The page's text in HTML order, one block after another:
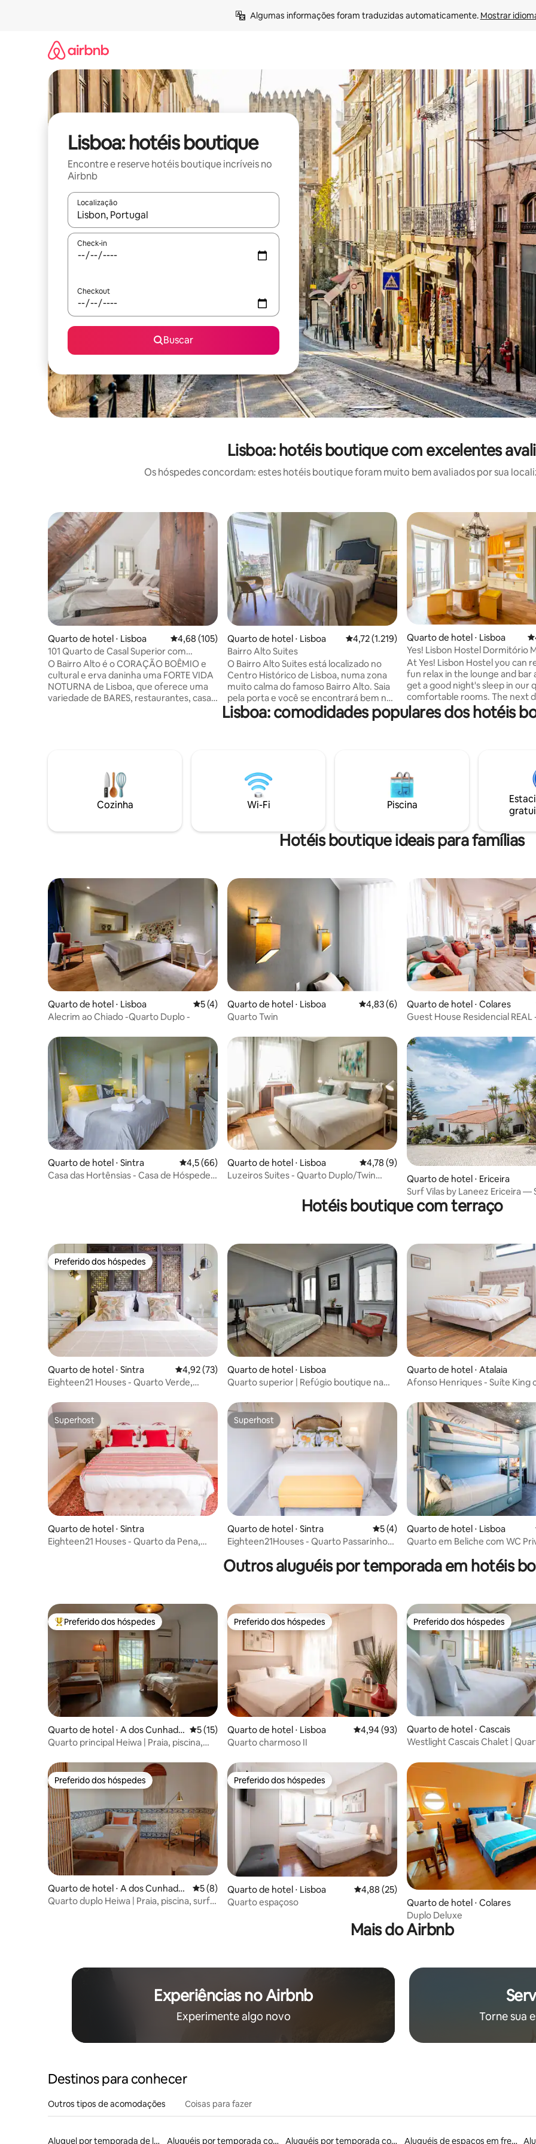
Algumas informações foram traduzidas automaticamente. Mostrar
Lisboa: hotéis boutique
Encontre e reserve hotéis boutique incríveis no
Airbnb
Localização
Quando os resultados estiverem disponíveis, explore-os usando as seta para cima e para baixo do teclado ou tocando
Check-in
Checkout
Buscar
Lisboa: hotéis boutique com excelentes
Os hóspedes concordam: estes hotéis boutique foram muito bem avaliados por sua
Quarto de hotel ⋅ Lisboa 4,68 de uma avaliação média de 5, 105 avaliações
4,68 (105)
101 Quarto de Casal Superior com
varanda
O Bairro Alto é o CORAÇÃO BOÊMIO e
cultural e erva daninha uma FORTE VIDA
NOTURNA de Lisboa, que oferece uma
variedade de BARES, restaurantes, casas
14m quadrados cada e 4 quartos
Superior com 26m quadrados cada, com
1 quarto de casal, um banheiro privativo e
uma varanda adequada para 2 pessoas.
Quarto de hotel ⋅ Lisboa 4,72 de uma avaliação média de 5, 1.219
4,72 (1.219)
Bairro Alto Suites
O Bairro Alto Suites está localizado no
Centro Histórico de Lisboa, numa zona
muito calma do famoso Bairro Alto. Saia
pela porta e você se encontrará bem no
coração de Lisboa. Você poderá
experimentar todos os principais
Liberdade, etc. A apenas 100 m de
distância você vai encontrar o famoso
miradouro Miradouro São Pedro de
Alcântara.
Quarto de hotel ⋅ Lisboa
Yes! Lisbon Hostel Dormitório
Camas com Banheiro
At Yes! Lisbon Hostel you can
fun relax in the lounge and bar
get a good night's sleep in our
comfortable rooms. The next
be fresh as a daisy, ready to
Lisbon's most important
the Free Walking Tours, Pub
the Famous Dinners! Book now for the
best hosteling experience in
Lisboa: comodidades populares dos hotéis
Cozinha Wi-Fi Piscina
Hotéis boutique ideais para famílias
Quarto de hotel ⋅ Lisboa 5 de uma avaliação média de 5, 4 avaliações
5 (4)
Alecrim ao Chiado -Quarto Duplo -
Quarto de hotel ⋅ Lisboa 4,83 de uma avaliação média de 5, 6
4,83 (6)
Quarto Twin
Quarto de hotel ⋅ Colares
Guest House Residencial
Quarto de hotel ⋅ Sintra 4,5 de uma avaliação média de 5, 66 avaliações
4,5 (66)
Casa das Hortênsias - Casa de Hóspedes
Quarto de hotel ⋅ Lisboa 4,78 de uma avaliação média de 5, 9
4,78 (9)
Luzeiros Suites - Quarto Duplo/Twin
Quarto de hotel ⋅ Ericeira
Surf Vilas by Laneez Ericeira —
pôr do sol
Hotéis boutique com terraço
Preferido dos hóspedes
Preferido dos hóspedes
Quarto de hotel ⋅ Sintra 4,92 de uma avaliação média de 5, 73 avaliações
4,92 (73)
Eighteen21 Houses - Quarto Verde,
Quarto de hotel ⋅ Lisboa
Quarto superior | Refúgio boutique na
Quarto de hotel ⋅ Atalaia
Afonso Henriques - Suíte King
Superhost
Superhost
Quarto de hotel ⋅ Sintra
Eighteen21 Houses - Quarto da Pena,
Superhost
Superhost
Quarto de hotel ⋅ Sintra 5 de uma avaliação média de 5, 4
5 (4)
Eighteen21Houses - Quarto Passarinhos
Quarto de hotel ⋅ Lisboa
Quarto em Beliche com WC
Outros aluguéis por temporada em hotéis
Entre os melhores preferidos dos hóspedes
Preferido dos hóspedes
Quarto de hotel ⋅ A dos Cunhado
s e Maceira
5 de uma avaliação média de 5, 15 avaliações
5 (15)
Quarto principal Heiwa | Praia, piscina,
Preferido dos hóspedes
Preferido dos hóspedes
Quarto de hotel ⋅ Lisboa 4,94 de uma avaliação média de 5, 93
4,94 (93)
Quarto charmoso II
Preferido dos hóspedes
Preferido dos hóspedes
Quarto de hotel ⋅ Cascais
Westlight Cascais Chalet |
Preferido dos hóspedes
Preferido dos hóspedes
Quarto de hotel ⋅ A dos Cunhados
e Maceira
5 de uma avaliação média de 5, 8 avaliações
5 (8)
Quarto duplo Heiwa | Praia, piscina, surfe
Preferido dos hóspedes
Preferido dos hóspedes
Quarto de hotel ⋅ Lisboa 4,88 de uma avaliação média de 5, 25
4,88 (25)
Quarto espaçoso
Quarto de hotel ⋅ Colares
Duplo Deluxe
Mais do Airbnb
Experiências no Airbnb
Experimente algo novo Torne sua
Destinos para conhecer
Outros tipos de acomodações Coisas para fazer
Aluguel por temporada de lofts Aluguéis por temporada com acesso à praia Aluguéis por temporada com banheiro para PCD Aluguéis de espaços em frente à praia